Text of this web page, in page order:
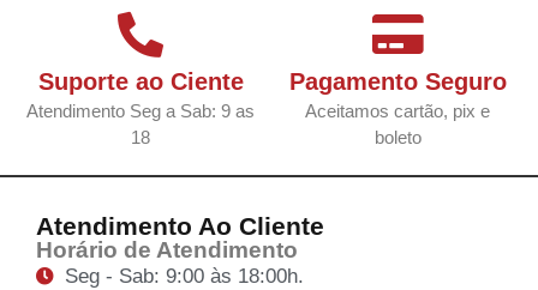
Suporte ao Ciente
Atendimento Seg a Sab: 9 as
18
Pagamento Seguro
Aceitamos cartão, pix e
boleto
Atendimento Ao Cliente
Horário de Atendimento
Seg - Sab: 9:00 às 18:00h.